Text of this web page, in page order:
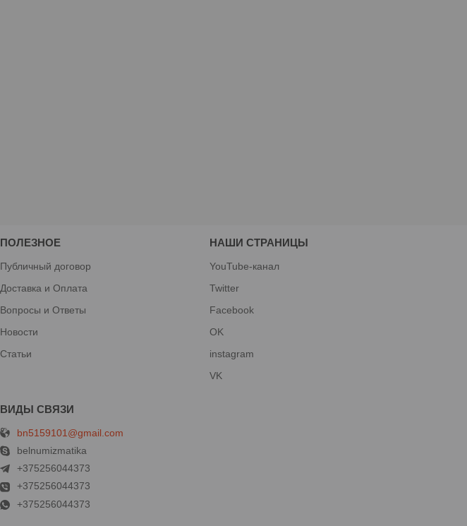
ПОЛЕЗНОЕ
Публичный договор
Доставка и Оплата
Вопросы и Ответы
Новости
Статьи
НАШИ СТРАНИЦЫ
YouTube-канал
Twitter
Facebook
OK
instagram
VK
bn5159101@gmail.com
belnumizmatika
+375256044373
+375256044373
+375256044373